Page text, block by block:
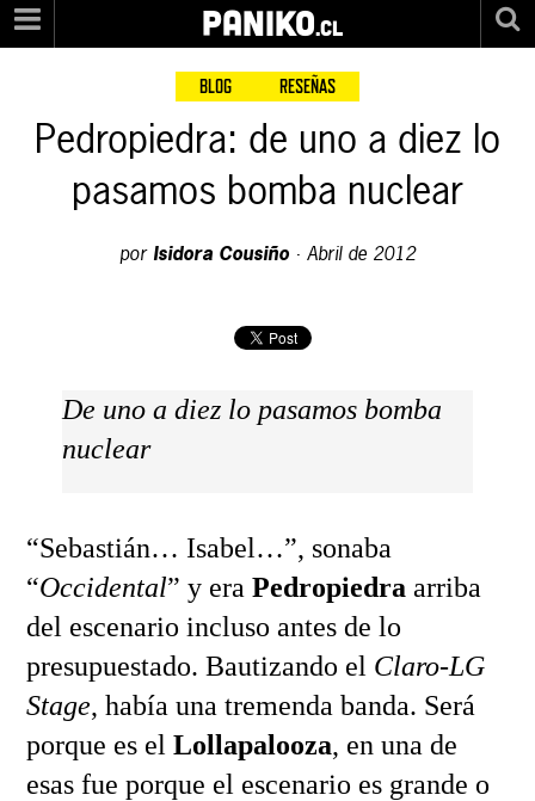
PANIKO.cl
BLOG RESEÑAS
Pedropiedra: de uno a diez lo
pasamos bomba nuclear
por Isidora Cousiño· Abril de 2012
De uno a diez lo pasamos bomba
nuclear
“Sebastián… Isabel…”, sonaba
“Occidental” y era Pedropiedra arriba
del escenario incluso antes de lo
presupuestado. Bautizando el Claro-LG
Stage, había una tremenda banda. Será
porque es el Lollapalooza, en una de
esas fue porque el escenario es grande o